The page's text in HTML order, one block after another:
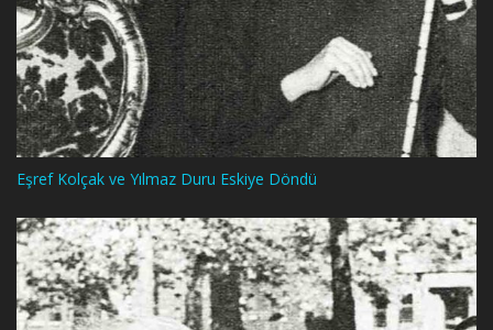
Eşref Kolçak ve Yılmaz Duru Eskiye Döndü